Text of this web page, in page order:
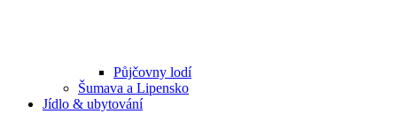
Půjčovny lodí
Šumava a Lipensko
Jídlo & ubytování